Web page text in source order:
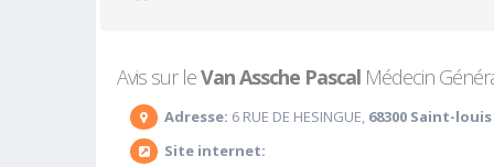
Avis sur leVan Assche Pascal Médecin
Adresse: 6 RUE DE HESINGUE, 68300 Saint-louis
Site internet: